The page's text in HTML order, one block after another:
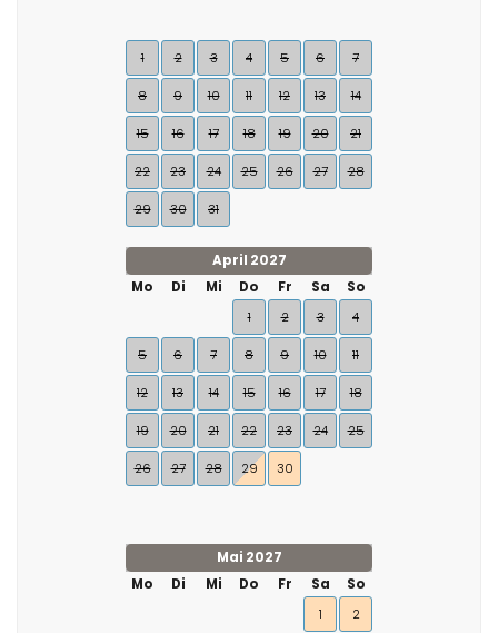
1 2 3 4 5 6 7
8 9 10 11 12 13 14
15 16 17 18 19 20 21
22 23 24 25 26 27 28
29 30 31
April 2027
Mo
Di Mi Do Fr Sa
So
1
2 3 4
5 6 7 8 9 10 11
12 13 14 15 16 17 18
19 20 21 22 23 24 25
26 27 28 29 30
Mai 2027
Mo
Di Mi Do Fr Sa
So
1
2